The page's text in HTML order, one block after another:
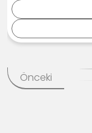
Önceki